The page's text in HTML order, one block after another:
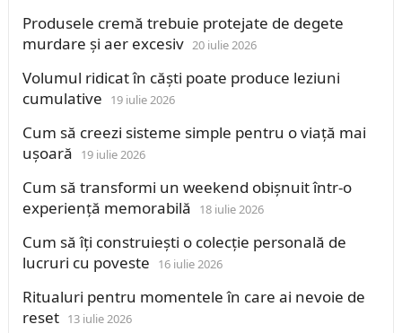
Produsele cremă trebuie protejate de degete
murdare și aer excesiv 20 iulie 2026
Volumul ridicat în căști poate produce leziuni
cumulative
19 iulie 2026
Cum să creezi sisteme simple pentru o viață mai
ușoară
19 iulie 2026
Cum să transformi un weekend obișnuit într-o
experiență memorabilă
18 iulie 2026
Cum să îți construiești o colecție personală de
lucruri cu poveste
16 iulie 2026
Ritualuri pentru momentele în care ai nevoie de
reset 13 iulie 2026